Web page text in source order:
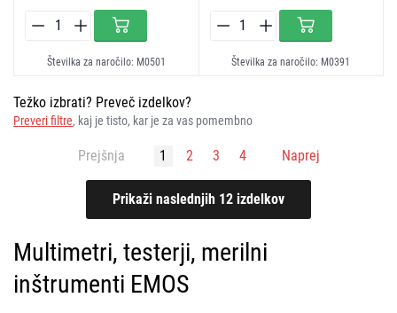
Številka za naročilo: M0501 Številka za naročilo: M0391
Težko izbrati? Preveč izdelkov?
Preveri filtre, kaj je tisto, kar je za vas pomembno
Prejšnja 1 2 3 4 Naprej
Multimetri, testerji, merilni
inštrumenti EMOS